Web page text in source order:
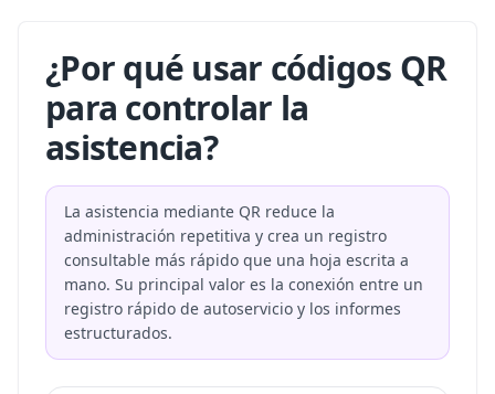
¿Por qué usar códigos QR
para controlar la
asistencia?
La asistencia mediante QR reduce la
administración repetitiva y crea un registro
consultable más rápido que una hoja escrita a
mano. Su principal valor es la conexión entre un
registro rápido de autoservicio y los informes
estructurados.